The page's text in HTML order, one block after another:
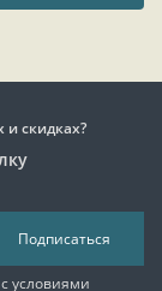
и скидках?
Подписаться
условиями